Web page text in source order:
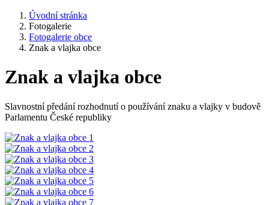
Úvodní stránka
Fotogalerie
Fotogalerie obce
Znak a vlajka obce
Znak a vlajka obce
Slavnostní předání rozhodnutí o používání znaku a vlajky v budově
Parlamentu České republiky